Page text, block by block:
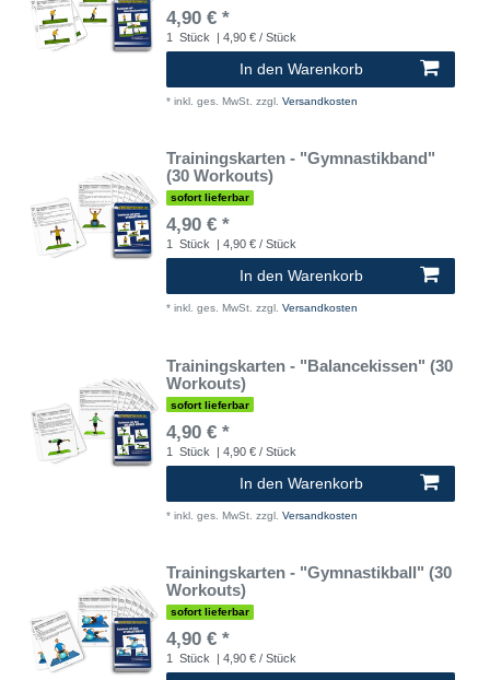
4,90 € *
1 Stück | 4,90 € / Stück
In den Warenkorb
* inkl. ges. MwSt. zzgl. Versandkosten
Trainingskarten - "Gymnastikband"
(30 Workouts)
sofort lieferbar
4,90 € *
1 Stück | 4,90 € / Stück
In den Warenkorb
* inkl. ges. MwSt. zzgl. Versandkosten
Trainingskarten - "Balancekissen" (30
Workouts)
sofort lieferbar
4,90 € *
1 Stück | 4,90 € / Stück
In den Warenkorb
* inkl. ges. MwSt. zzgl. Versandkosten
Trainingskarten - "Gymnastikball" (30
Workouts)
sofort lieferbar
4,90 € *
1 Stück | 4,90 € / Stück